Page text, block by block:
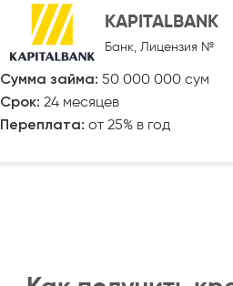
KAPITALBANK
Банк, Лицензия №
Сумма займа: 50 000 000 сум
Срок: 24 месяцев
Переплата: от 25% в год